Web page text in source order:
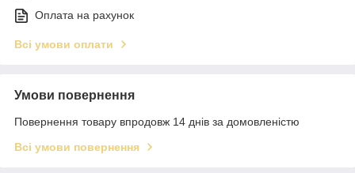
Оплата на рахунок
Всі умови оплати
Умови повернення
Повернення товару впродовж 14 днів за домовленістю
Всі умови повернення